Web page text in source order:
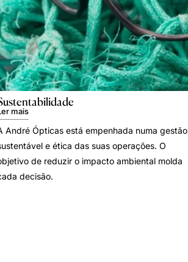
mais
André Ópticas está empenhada numa gestão
e ética das suas operações. O
de reduzir o impacto ambiental molda
decisão.